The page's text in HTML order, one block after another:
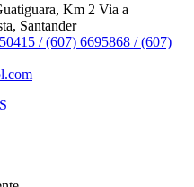
Km 2 Via a
Santander
/(607) 6695868 /(607)